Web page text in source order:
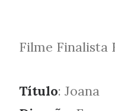
Filme Finalista
Título: Joana